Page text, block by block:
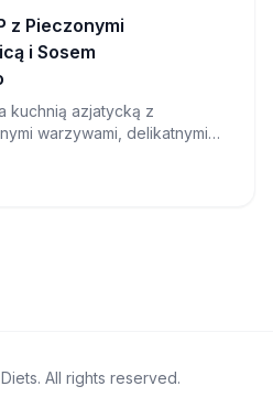
z Pieczonymi
i Sosem
kuchnią azjatycką z
warzywami, delikatnymi
kolejnej porcji.
All rights reserved.